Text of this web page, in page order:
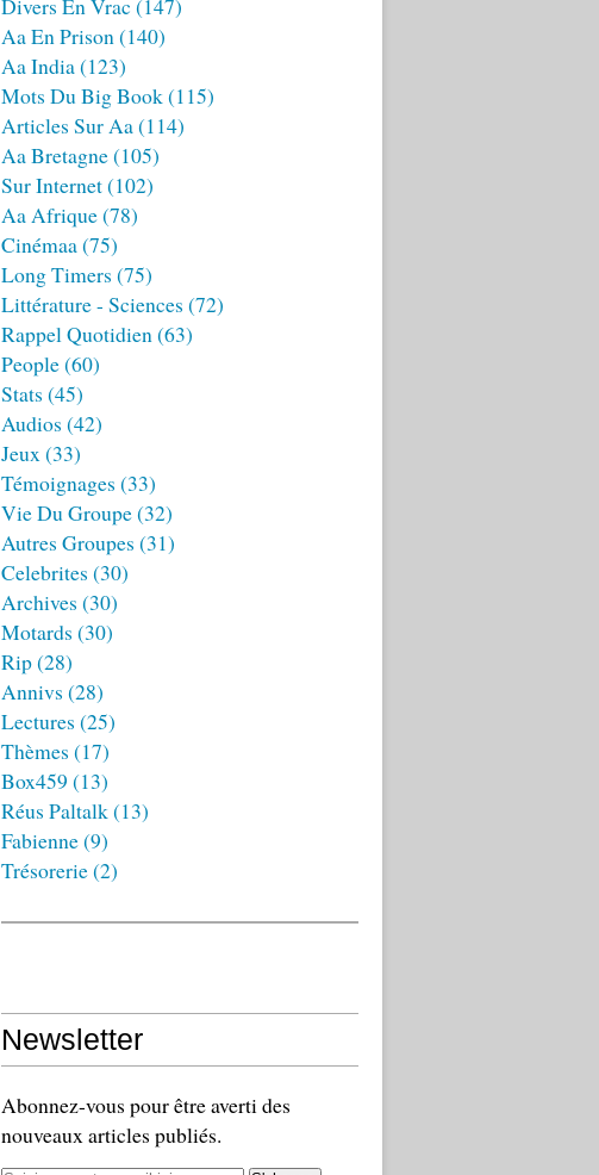
Divers En Vrac (147)
Aa En Prison(140)
Aa India(123)
Mots Du Big Book(115)
Articles Sur Aa(114)
Aa Bretagne(105)
Sur Internet(102)
Aa Afrique(78)
Cinémaa(75)
Long Timers (75)
Littérature - Sciences (72)
Rappel Quotidien(63)
People(60)
Stats (45)
Audios (42)
Jeux(33)
Témoignages (33)
Vie Du Groupe(32)
Autres Groupes (31)
Celebrites (30)
Archives (30)
Motards (30)
Rip(28)
Annivs (28)
Lectures (25)
Thèmes (17)
Box459 (13)
Réus Paltalk(13)
Fabienne(9)
Trésorerie(2)
Newsletter
Abonnez-vous pour être averti des
nouveaux articles publiés.